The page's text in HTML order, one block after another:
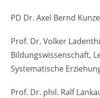
PD Dr. Axel Bernd
Prof. Dr. Volker
Bildungswissenschaft,
Systematische
Prof. Dr. phil. Ralf